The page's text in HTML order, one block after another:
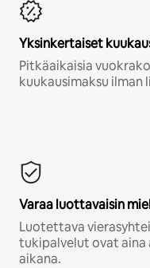
Yksinkertaiset
Pitkäaikaisia
kuukausimaksu ilman
Varaa luottavaisin
Luotettava
tukipalvelut ovat aina
aikana.